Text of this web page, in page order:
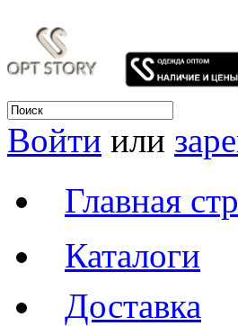
Войти или
Главная
Каталоги
Доставка